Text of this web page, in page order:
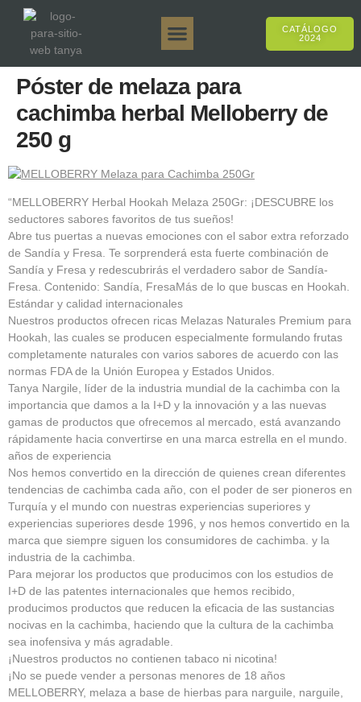
CATÁLOGO
2024
Póster de melaza para
cachimba herbal Melloberry de
250 g
“MELLOBERRY Herbal Hookah Melaza 250Gr: ¡DESCUBRE los
seductores sabores favoritos de tus sueños!
Abre tus puertas a nuevas emociones con el sabor extra reforzado
de Sandía y Fresa. Te sorprenderá esta fuerte combinación de
Sandía y Fresa y redescubrirás el verdadero sabor de Sandía-
Fresa. Contenido: Sandía, FresaMás de lo que buscas en Hookah.
Estándar y calidad internacionales
Nuestros productos ofrecen ricas Melazas Naturales Premium para
Hookah, las cuales se producen especialmente formulando frutas
completamente naturales con varios sabores de acuerdo con las
normas FDA de la Unión Europea y Estados Unidos.
Tanya Nargile, líder de la industria mundial de la cachimba con la
importancia que damos a la I+D y la innovación y a las nuevas
gamas de productos que ofrecemos al mercado, está avanzando
rápidamente hacia convertirse en una marca estrella en el mundo.
años de experiencia
Nos hemos convertido en la dirección de quienes crean diferentes
tendencias de cachimba cada año, con el poder de ser pioneros en
Turquía y el mundo con nuestras experiencias superiores y
experiencias superiores desde 1996, y nos hemos convertido en la
marca que siempre siguen los consumidores de cachimba. y la
industria de la cachimba.
Para mejorar los productos que producimos con los estudios de
I+D de las patentes internacionales que hemos recibido,
producimos productos que reducen la eficacia de las sustancias
nocivas en la cachimba, haciendo que la cultura de la cachimba
sea inofensiva y más agradable.
¡Nuestros productos no contienen tabaco ni nicotina!
¡No se puede vender a personas menores de 18 años
MELLOBERRY, melaza a base de hierbas para narguile, narguile,